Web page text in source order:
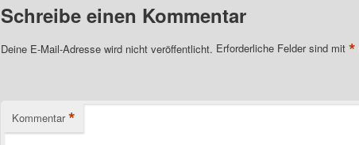
Schreibe einen Kommentar
Deine E-Mail-Adresse wird nicht veröffentlicht. Erforderliche Felder sind mit *
Kommentar *